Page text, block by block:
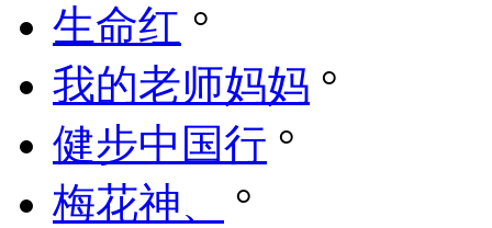
生命红 °
我的老师妈妈 °
健步中国行 °
梅花神、
°